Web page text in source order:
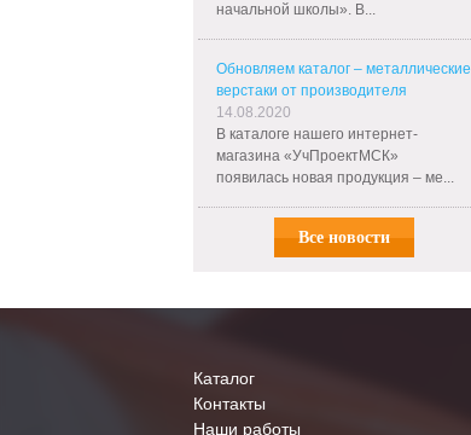
начальной школы». В...
Обновляем каталог – металлические
верстаки от производителя
14.08.2020
В каталоге нашего интернет-
магазина «УчПроектМСК»
появилась новая продукция – ме...
Все новости
Каталог
Контакты
Наши работы